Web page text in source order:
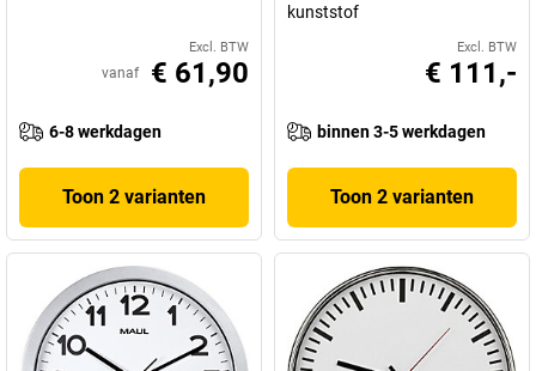
Excl. BTW
vanaf € 61,90
6-8 werkdagen
Toon 2 varianten
kunststof
Excl. BTW
€ 111,-
binnen 3-5 werkdagen
Toon 2 varianten